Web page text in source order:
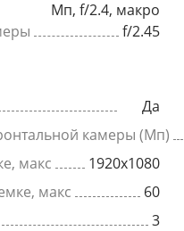
Мп, f/2.4, макро
f/2.45
Да
камеры (Мп)
макс
1920x1080
макс
60
3